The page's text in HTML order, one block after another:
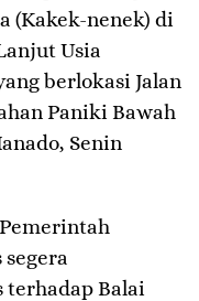
(Kakek-nenek) di
Usia
berlokasi Jalan
Paniki Bawah
Senin
Balai